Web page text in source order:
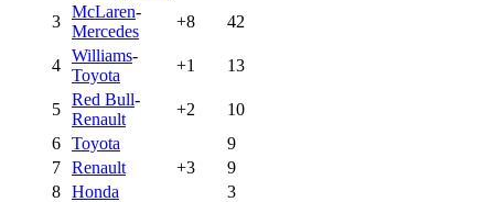
3
McLaren-
Mercedes
+8 42
4
Williams-
Toyota
+1 13
5
Red Bull-
Renault
+2
10
6 Toyota
9
7 Renault +3
9
8 Honda
3